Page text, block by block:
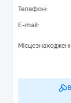
Телефон:
E-mail: